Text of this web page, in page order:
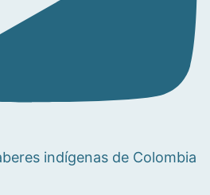
indígenas de Colombia